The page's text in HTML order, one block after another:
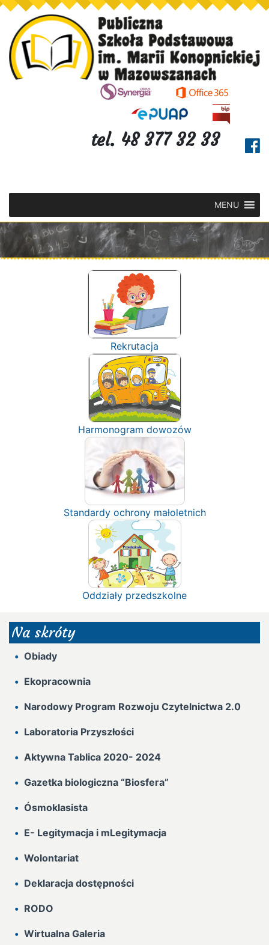
tel. 48 377 32 33
MENU
Rekrutacja
Harmonogram dowozów
Standardy ochrony małoletnich
Oddziały przedszkolne
Na skróty
Obiady
Ekopracownia
Narodowy Program Rozwoju Czytelnictwa 2.0
Laboratoria Przyszłości
Aktywna Tablica 2020- 2024
Gazetka biologiczna “Biosfera”
Ósmoklasista
E- Legitymacja i mLegitymacja
Wolontariat
Deklaracja dostępności
RODO
Wirtualna Galeria